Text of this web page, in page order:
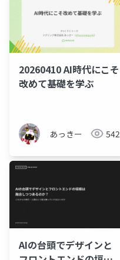
20260410 AI時代にこそ
改めて基礎を学ぶ
あっきー 542
AIの台頭でデザインと